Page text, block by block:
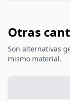
Otras
Son alternativas
mismo material.